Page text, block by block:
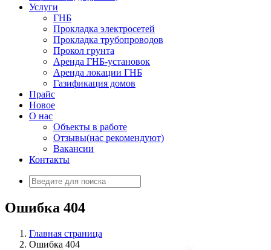
трудопроводов ∿ Газификация жилого сектора ✆
+74951573444
Услуги
ГНБ
Прокладка электросетей
Прокладка трубопроводов
Прокол грунта
Аренда ГНБ-установок
Аренда локации ГНБ
Газификация домов
Прайс
Новое
О нас
Объекты в работе
Отзывы(нас рекомендуют)
Вакансии
Контакты
Искать:
Ошибка 404
Главная страница
Ошибка 404